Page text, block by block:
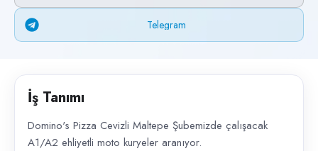
İlan açıklaması
Domino's Pizza Cevizli Maltepe Şubemizde çalışacak A1/A2 ehliyetli
Telegram
İş Tanımı
Domino's Pizza Cevizli Maltepe Şubemizde çalışacak
A1/A2 ehliyetli moto kuryeler aranıyor.